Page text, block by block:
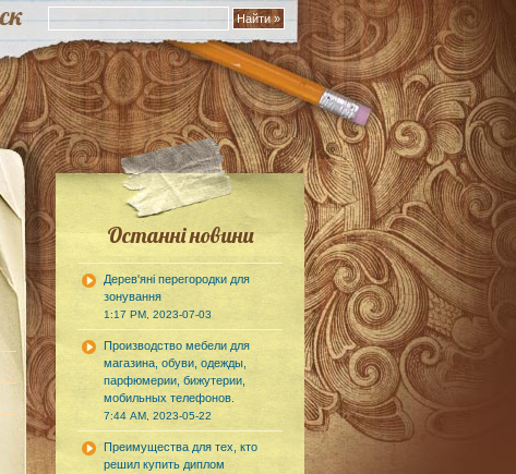
Останні новини
Дерев'яні перегородки для
зонування
1:17 PM, 2023-07-03
Производство мебели для
магазина, обуви, одежды,
парфюмерии, бижутерии,
мобильных телефонов.
7:44 AM, 2023-05-22
Преимущества для тех, кто
решил купить диплом